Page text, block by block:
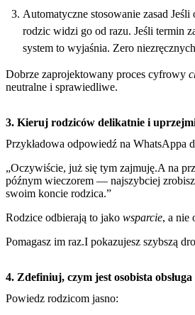
Automatyczne stosowanie zasad
rodzic widzi go od razu. Jeśli termin
system to wyjaśnia. Zero
Dobrze zaprojektowany proces cyfrowy
neutralne i sprawiedliwe.
3. Kieruj rodziców delikatnie i
Przykładowa odpowiedź na WhatsAppa
„Oczywiście, już się tym zajmuję.A na
późnym wieczorem — najszybciej
swoim koncie rodzica.”
Rodzice odbierają to jako wsparcie, a nie
Pomagasz im raz.I pokazujesz szybszą
4. Zdefiniuj, czym jest osobista obsługa
Powiedz rodzicom jasno: